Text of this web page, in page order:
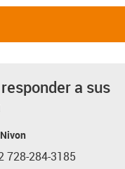
a sus
phone
728-284-3185